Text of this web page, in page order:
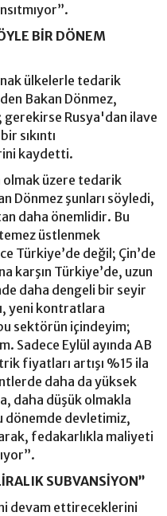
BİR DÖNEM
ülkelerle tedarik
Bakan Dönmez,
Rusya'dan ilave
sıkıntı
kaydetti.
olmak üzere tedarik
Dönmez şunları söyledi,
daha önemlidir. Bu
üstlenmek
Türkiye’de değil; Çin’de
karşın Türkiye’de, uzun
daha dengeli bir seyir
yeni kontratlara
sektörün içindeyim;
Sadece Eylül ayında AB
fiyatları artışı %15 ila
daha da yüksek
daha düşük olmakla
dönemde devletimiz,
fedakarlıkla maliyeti
SUBVANSİYON”
devam ettireceklerini